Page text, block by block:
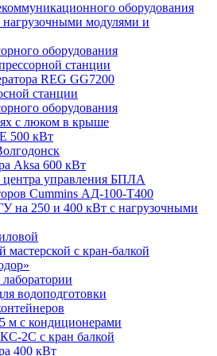
оборудования
модулями и
оборудования
станции
REG GG7200
станции
оборудования
с люком в крыше
500 кВт
Aksa 600 кВт
центра управления БПЛА
Cummins АД-100-Т400
на 250 и 400 кВт с нагрузочными
мастерской с кран-балкой
водоподготовки
м с кондиционерами
2С с кран балкой
400 кВт